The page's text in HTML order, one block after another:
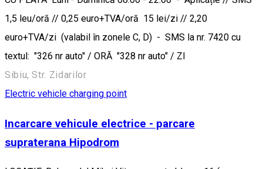
1,5 leu/oră // 0,25 euro+TVA/oră 15 lei/zi // 2,20
euro+TVA/zi (valabil în zonele C, D) - SMS la nr. 7420 cu
textul: "326 nr auto" / ORĂ "328 nr auto" / ZI
Sibiu, Str. Zidarilor
Electric vehicle charging point
Incarcare vehicule electrice - parcare
supraterana Hipodrom